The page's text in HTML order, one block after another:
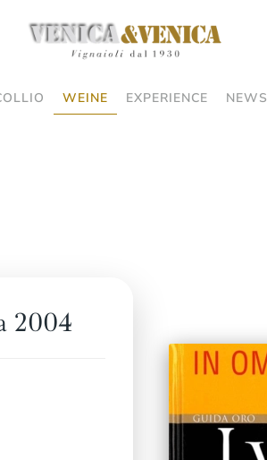
WEINE EXPERIENCE NEWS
2004